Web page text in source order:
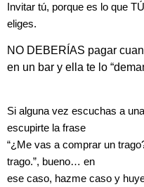
Invitar tú, porque es lo que
eliges.
NO DEBERÍAS pagar
en un bar y ella te lo
Si alguna vez escuchas a
escupirte la frase
“¿Me vas a comprar un
trago.”, bueno… en
ese caso, hazme caso y